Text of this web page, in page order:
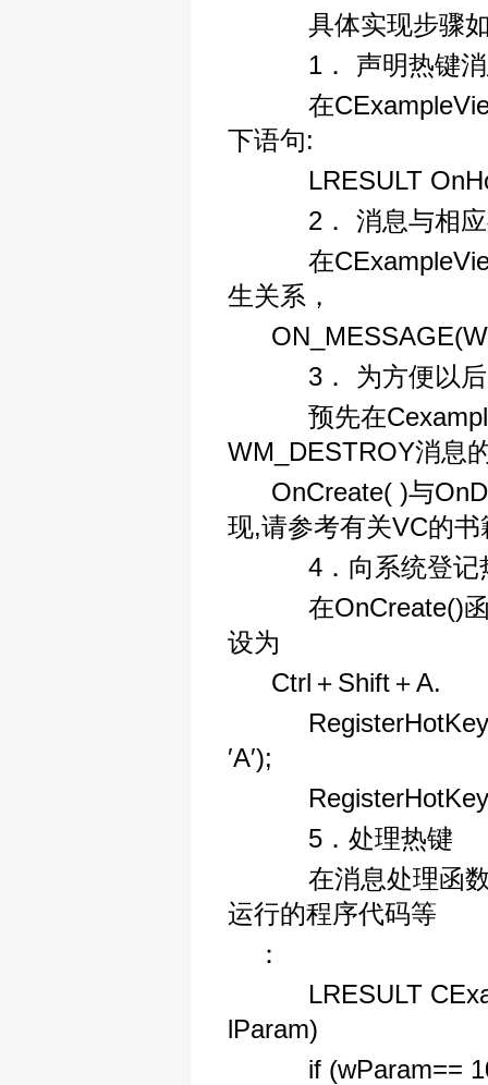
具体实现步骤
1． 声明热键消
在
下语句:
LRESULT
2． 消息与相应
在
生关系，
3． 为方便以后
预先在
WM_DESTROY消息
OnCreate( )与
现,请参考有关VC的
4．向系统登记
在OnCreate()函
设为
Ctrl＋Shift＋A.
′A′);
5．处理热键
在消息处理函数
运行的程序代码等
：
LRESULT
lParam)
if (wParam==